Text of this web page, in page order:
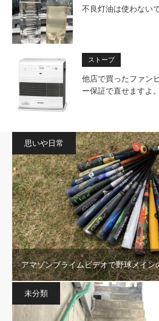
不良灯油は使わないで
ストーブ
他店で買ったファン
ー保証で直せますよ。
思いや日常
アマゾンプライムビデオで野球メイン
未分類